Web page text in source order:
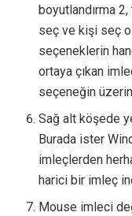
boyutlandırma
seç ve kişi seç
seçeneklerin
ortaya çıkan
seçeneğin
Sağ alt köşede
Burada ister
imleçlerden
harici bir imleç
Mouse imleci